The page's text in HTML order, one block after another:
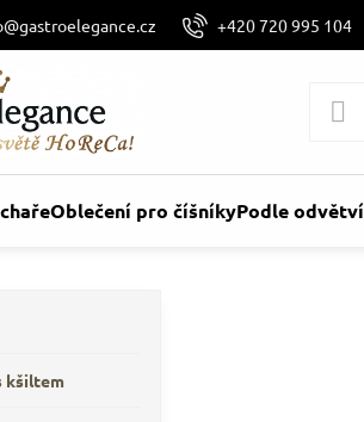
+420 720 995 104
Oblečení pro číšníkyPodle odvětví
kšiltem